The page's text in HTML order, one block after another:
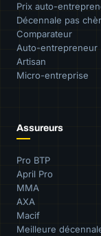
Prix auto-
Décennale pas
Comparateur
Auto-entrepreneur
Artisan
Micro-entreprise
Assureurs
Pro BTP
April Pro
MMA
AXA
Macif
Meilleure